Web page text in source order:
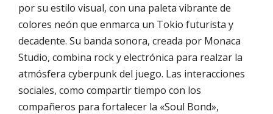
por su estilo visual, con una paleta vibrante de
colores neón que enmarca un Tokio futurista y
decadente. Su banda sonora, creada por Monaca
Studio, combina rock y electrónica para realzar la
atmósfera cyberpunk del juego. Las interacciones
sociales, como compartir tiempo con los
compañeros para fortalecer la «Soul Bond»,